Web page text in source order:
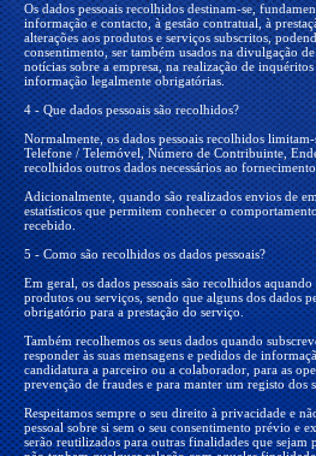
Os dados pessoais recolhidos destinam-se,
informação e contacto, à gestão contratual, à
alterações aos produtos e serviços subscritos,
consentimento, ser também usados na divulgação
notícias sobre a empresa, na realização de
informação legalmente obrigatórias.
4 - Que dados pessoais são recolhidos?
Normalmente, os dados pessoais recolhidos
Telefone / Telemóvel, Número de Contribuinte,
recolhidos outros dados necessários ao
Adicionalmente, quando são realizados envios de
estatísticos que permitem conhecer o
recebido.
5 - Como são recolhidos os dados pessoais?
Em geral, os dados pessoais são recolhidos
produtos ou serviços, sendo que alguns dos dados
obrigatório para a prestação do serviço.
Também recolhemos os seus dados quando
responder às suas mensagens e pedidos de
candidatura a parceiro ou a colaborador, para as
prevenção de fraudes e para manter um registo dos
Respeitamos sempre o seu direito à privacidade e
pessoal sobre si sem o seu consentimento prévio e
serão reutilizados para outras finalidades que